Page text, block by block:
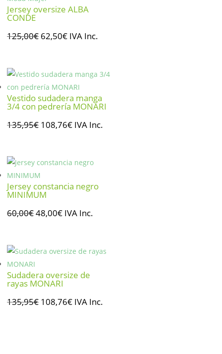
Jersey oversize ALBA
CONDE
125,00€ El
era:
125,00€.
62,50€El
es:
62,50€.
IVA Inc.
Vestido sudadera manga
3/4 con pedrería MONARI
135,95€ El
era:
108,76€El
es:
IVA Inc.
Jersey constancia negro
MINIMUM
60,00€El
era:
48,00€El
es:
IVA Inc.
Sudadera oversize de
rayas MONARI
135,95€ El
108,76€ElIVA Inc.